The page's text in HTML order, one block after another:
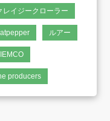
レイジークローラー
ルアー
producers